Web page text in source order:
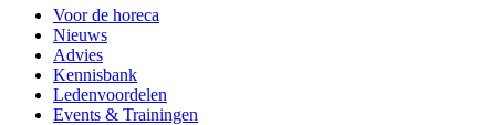
Voor de horeca
Nieuws
Advies
Kennisbank
Ledenvoordelen
Events & Trainingen